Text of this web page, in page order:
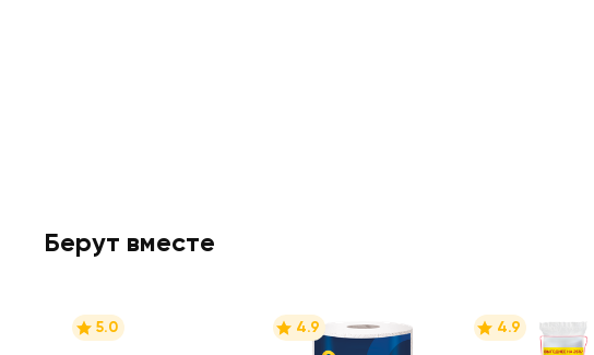
Берут вместе
5.0 4.9 4.9